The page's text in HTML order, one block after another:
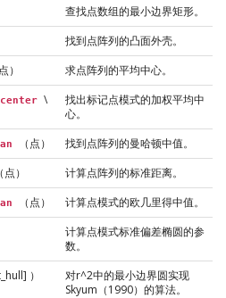
查找点数组的最小边界矩形。
找到点阵列的凸面外壳。
） 求点阵列的平均中心。
\
找出标记点模式的加权平均中
心。
（点） 找到点阵列的曼哈顿中值。
点） 计算点阵列的标准距离。
（点） 计算点模式的欧几里得中值。
计算点模式标准偏差椭圆的参
数。
）
对r^2中的最小边界圆实现
Skyum（1990）的算法。